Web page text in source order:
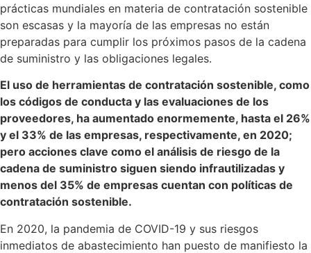
prácticas mundiales en materia de contratación sostenible
son escasas y la mayoría de las empresas no están
preparadas para cumplir los próximos pasos de la cadena
de suministro y las obligaciones legales.
El uso de herramientas de contratación sostenible, como
los códigos de conducta y las evaluaciones de los
proveedores, ha aumentado enormemente, hasta el 26%
y el 33% de las empresas, respectivamente, en 2020;
pero acciones clave como el análisis de riesgo de la
cadena de suministro siguen siendo infrautilizadas y
menos del 35% de empresas cuentan con políticas de
contratación sostenible.
En 2020, la pandemia de COVID-19 y sus riesgos
inmediatos de abastecimiento han puesto de manifiesto la